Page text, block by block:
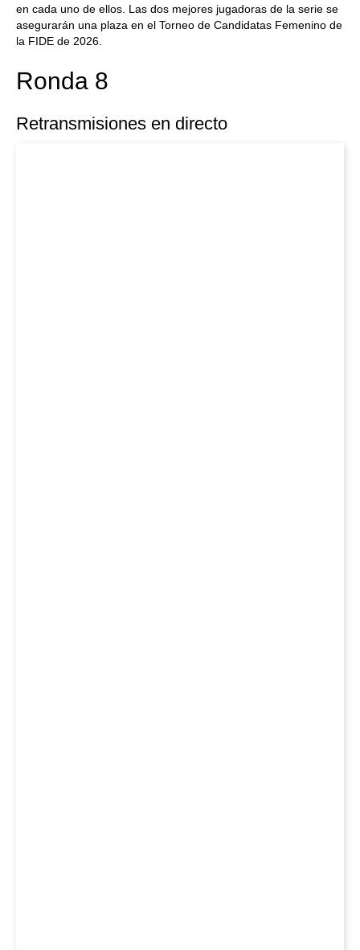
en cada uno de ellos. Las dos mejores jugadoras de la serie se
asegurarán una plaza en el Torneo de Candidatas Femenino de
la FIDE de 2026.
Ronda 8
Retransmisiones en directo